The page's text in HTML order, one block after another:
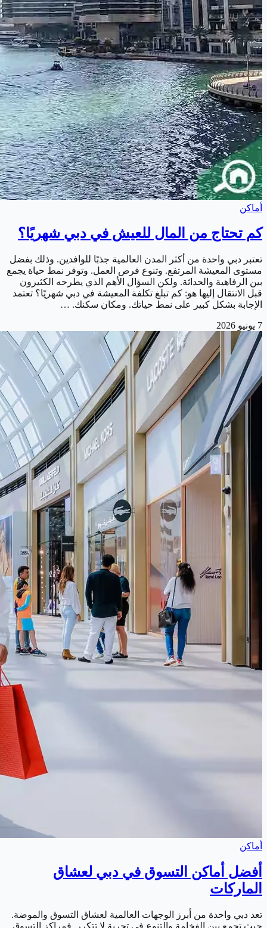
أماكن
كم تحتاج من المال للعيش في دبي شهريًا؟
تعتبر دبي واحدة من أكثر المدن العالمية جذبًا للوافدين. وذلك بفضل
مستوى المعيشة المرتفع. وتنوع فرص العمل. وتوفر نمط حياة يجمع
بين الرفاهية والحداثة. ولكن السؤال الأهم الذي يطرحه الكثيرون
قبل الانتقال إليها هو: كم تبلغ تكلفة المعيشة في دبي شهريًا؟ تعتمد
الإجابة بشكل كبير على نمط حياتك. ومكان سكنك. …
7 يونيو 2026
أماكن
أفضل أماكن التسوق في دبي لعشاق
الماركات
تعد دبي واحدة من أبرز الوجهات العالمية لعشاق التسوق والموضة.